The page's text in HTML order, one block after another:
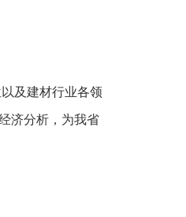
及建材行业各领
济分析，为我省